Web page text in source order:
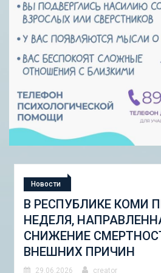
Новости
В РЕСПУБЛИКЕ КОМИ
НЕДЕЛЯ,
СНИЖЕНИЕ
ВНЕШНИХ ПРИЧИН
29.06.2026 creator